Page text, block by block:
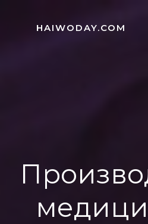
HAIWODAY.COM